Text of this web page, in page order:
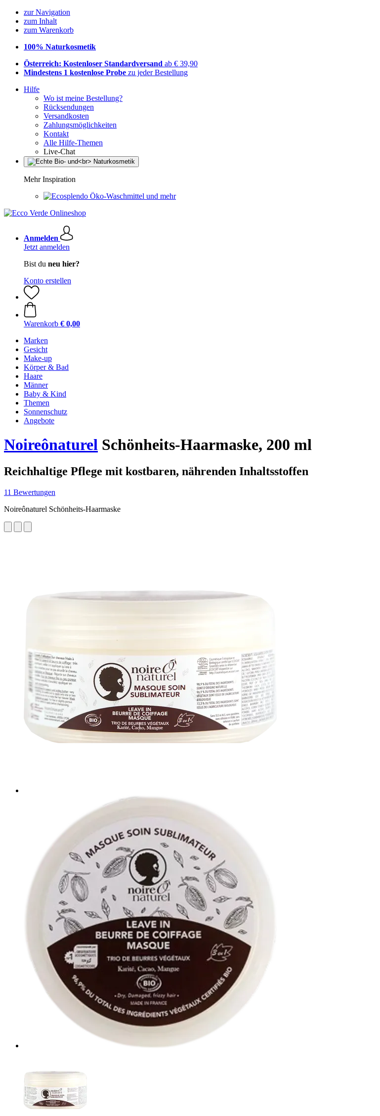
zur Navigation
zum Inhalt
zum Warenkorb
100% Naturkosmetik
Österreich: Kostenloser Standardversand ab € 39,90
Mindestens 1 kostenlose Probe zu jeder Bestellung
Hilfe
Wo ist meine Bestellung?
Rücksendungen
Versandkosten
Zahlungsmöglichkeiten
Kontakt
Alle Hilfe-Themen
Live-Chat
Mehr Inspiration
Öko-Waschmittel und mehr
Anmelden
Jetzt anmelden
Bist du neu hier?
Konto erstellen
Warenkorb € 0,00
Marken
Gesicht
Make-up
Körper & Bad
Haare
Männer
Baby & Kind
Themen
Sonnenschutz
Angebote
Noireônaturel Schönheits-Haarmaske, 200 ml
Reichhaltige Pflege mit kostbaren, nährenden Inhaltsstoffen
11 Bewertungen
Noireônaturel Schönheits-Haarmaske